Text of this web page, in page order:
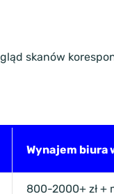
skanów
Wynajem biura
800-2000+ zł +